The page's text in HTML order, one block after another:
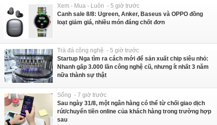
Xem - Mua - Luôn - 5 giờ trước
Canh sale 8/8: Ugreen, Anker, Baseus và OPPO đồng
loạt giảm giá, nhiều món đáng chốt đơn
Trà đá công nghệ - 5 giờ trước
Startup Nga tìm ra cách mới để sản xuất chip siêu nhỏ:
Nhanh gấp 3.000 lần công nghệ cũ, nhưng ít nhất 3 năm
nữa thành sự thật
Sống - 7 giờ trước
Sau ngày 31/8, một ngân hàng có thể từ chối giao dịch
rút/chuyển tiền online của khách hàng trong trường hợp
sau